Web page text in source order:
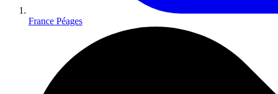
France Péages